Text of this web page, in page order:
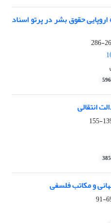
حقوق بشر در پرتو اسناد
انتقالی
139-
و مکاتب فلسفی